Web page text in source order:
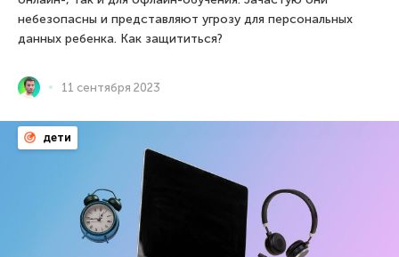
небезопасны и представляют угрозу для персональных
данных ребенка. Как защититься?
11 сентября 2023
дети